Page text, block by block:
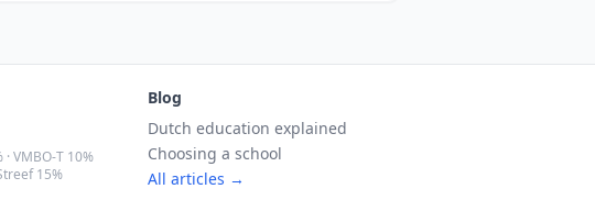
· VMBO-T 10%
15%
Blog
Dutch education explained
Choosing a school
All articles →